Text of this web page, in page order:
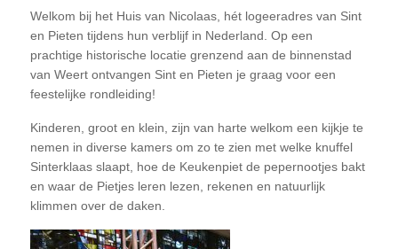
Welkom bij het Huis van Nicolaas, hét logeeradres van Sint
en Pieten tijdens hun verblijf in Nederland. Op een
prachtige historische locatie grenzend aan de binnenstad
van Weert ontvangen Sint en Pieten je graag voor een
feestelijke rondleiding!
Kinderen, groot en klein, zijn van harte welkom een kijkje te
nemen in diverse kamers om zo te zien met welke knuffel
Sinterklaas slaapt, hoe de Keukenpiet de pepernootjes bakt
en waar de Pietjes leren lezen, rekenen en natuurlijk
klimmen over de daken.